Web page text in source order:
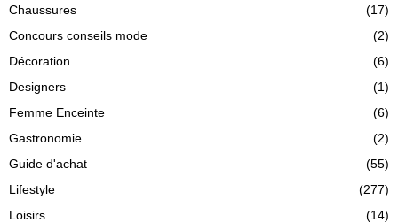
Chaussures
(17)
Concours conseils mode
(2)
Décoration
(6)
Designers
(1)
Femme Enceinte
(6)
Gastronomie
(2)
Guide d'achat
(55)
Lifestyle
(277)
Loisirs
(14)